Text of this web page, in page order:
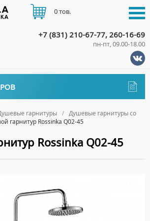
гарнитуры
Душевые гарнитуры со
гарнитур Rossinka Q02-45
Rossinka Q02-45
ВАННЫ
КОМБИНИРОВАННОГО НАГРЕВА
КОСВЕННОГО НАГРЕВА
+7 (831) 210-67-77, 260-16-69
пн-пт, 09.00-18.00
0 тов.
ДОСТАВКА
ОПЛАТА